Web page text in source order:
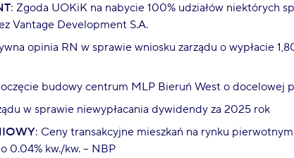
: Zgoda UOKiK na nabycie 100% udziałów niektórych
Vantage Development S.A.
opinia RN w sprawie wniosku zarządu o wypłacie
budowy centrum MLP Bieruń West o docelowej
w sprawie niewypłacania dywidendy za 2025 rok
: Ceny transakcyjne mieszkań na rynku
0.04% kw./kw. – NBP